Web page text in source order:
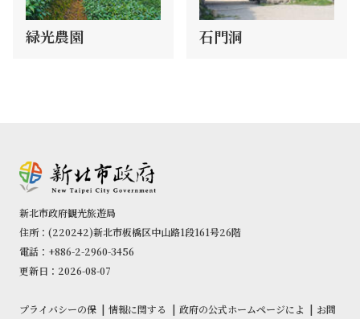
緑光農園 石門洞
新北市政府観光旅遊局
住所：(220242)新北市板橋区中山路1段161号26階
電話：+886-2-2960-3456
更新日：2026-08-07
プライバシーの保 | 情報に関する | 政府の公式ホームページによ | お問